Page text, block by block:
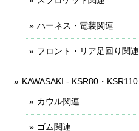
ハーネス・電装関連
フロント・リア足回り関連
KAWASAKI - KSR80・KSR110
カウル関連
ゴム関連